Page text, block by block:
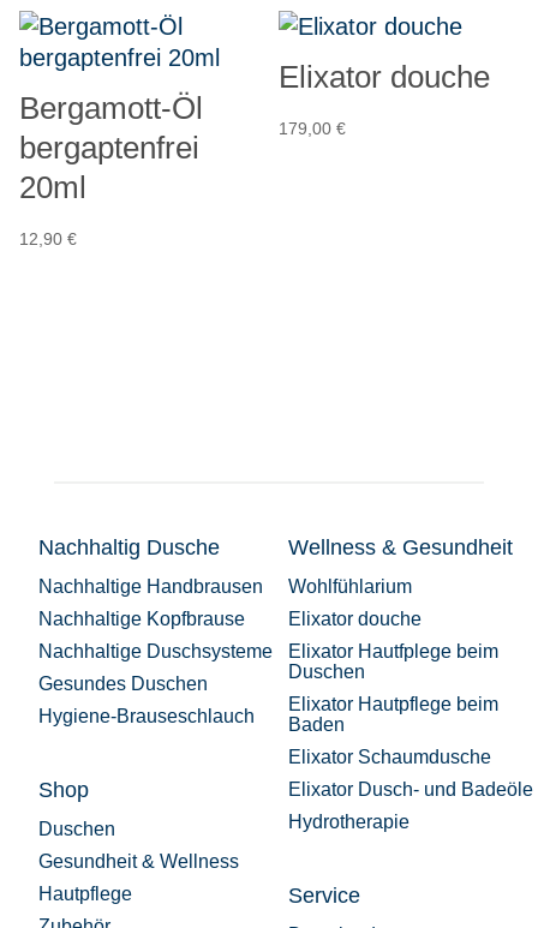
Bergamott-Öl
bergaptenfrei
20ml
12,90 €
Elixator douche
179,00€
Nachhaltig Dusche
Nachhaltige Handbrausen
Nachhaltige Kopfbrause
Nachhaltige Duschsysteme
Gesundes Duschen
Hygiene-Brauseschlauch
Shop
Duschen
Gesundheit & Wellness
Hautpflege
Wellness & Gesundheit
Wohlfühlarium
Elixator douche
Elixator Hautfplege beim
Duschen
Elixator Hautpflege beim
Baden
Elixator Schaumdusche
Elixator Dusch- und Badeöle
Hydrotherapie
Service